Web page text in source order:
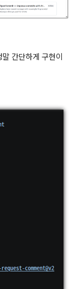
간단하게 구현이